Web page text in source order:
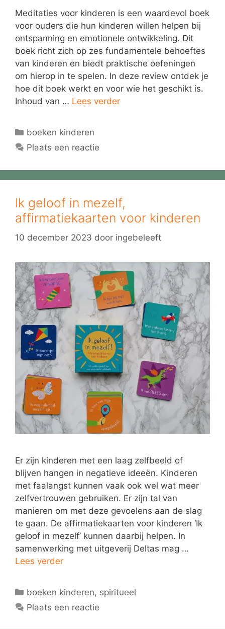
Meditaties voor kinderen is een waardevol boek
voor ouders die hun kinderen willen helpen bij
ontspanning en emotionele ontwikkeling. Dit
boek richt zich op zes fundamentele behoeftes
van kinderen en biedt praktische oefeningen
om hierop in te spelen. In deze review ontdek je
hoe dit boek werkt en voor wie het geschikt is.
Inhoud van … Lees verder
Categorieën
boeken kinderen
Plaats een reactie
Ik geloof in mezelf,
affirmatiekaarten voor kinderen
10 december 2023 door ingebeleeft
Er zijn kinderen met een laag zelfbeeld of
blijven hangen in negatieve ideeën. Kinderen
met faalangst kunnen vaak ook wel wat meer
zelfvertrouwen gebruiken. Er zijn tal van
manieren om met deze gevoelens aan de slag
te gaan. De affirmatiekaarten voor kinderen ‘Ik
geloof in mezelf’ kunnen daarbij helpen. In
samenwerking met uitgeverij Deltas mag …
Lees verder
Categorieën
boeken kinderen, spiritueel
Plaats een reactie